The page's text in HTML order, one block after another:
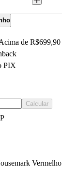
de R$699,90
PIX
Calcular
Vermelho